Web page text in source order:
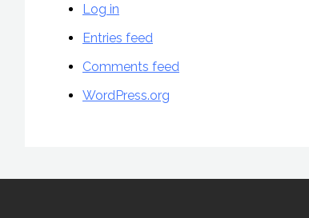
Log in
Entries feed
Comments feed
WordPress.org